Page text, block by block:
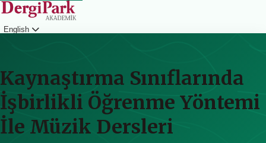
English
Kaynaştırma Sınıflarında
İşbirlikli Öğrenme Yöntemi
İle Müzik Dersleri